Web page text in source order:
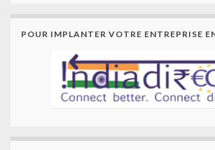
POUR IMPLANTER VOTRE ENTREPRISE